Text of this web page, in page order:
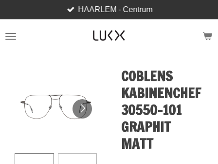
to
main
HAARLEM - Centrum
COBLENS
KABINENCHEF
30550-101
GRAPHIT
MATT